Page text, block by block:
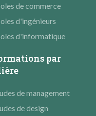
de commerce
d'ingénieurs
d'informatique
par
de management
de design